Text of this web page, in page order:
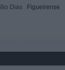
Dias Figueirense